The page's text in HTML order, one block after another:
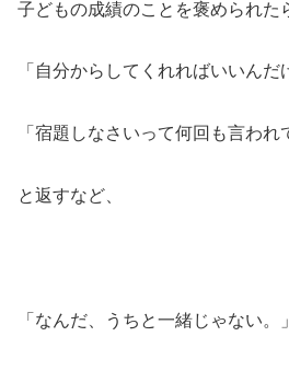
子どもの成績のことを褒められた
「自分からしてくれればいいんだ
「宿題しなさいって何回も言われ
と返すなど、
「なんだ、うちと一緒じゃない。」